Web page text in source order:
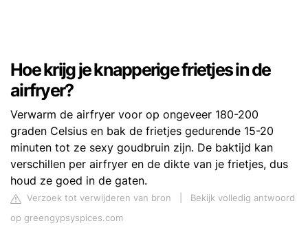
Hoe krijg je knapperige frietjes in de
airfryer?
Verwarm de airfryer voor op ongeveer 180-200
graden Celsius en bak de frietjes gedurende 15-20
minuten tot ze sexy goudbruin zijn. De baktijd kan
verschillen per airfryer en de dikte van je frietjes, dus
houd ze goed in de gaten.
Verzoek tot verwijderen van bron
Bekijk volledig antwoord
op greengypsyspices.com